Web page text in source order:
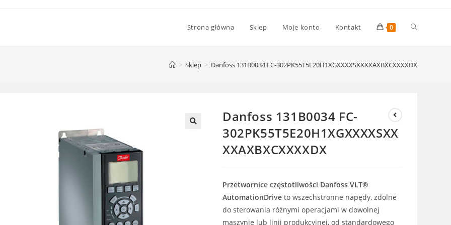
Strona główna Sklep Moje konto Kontakt 0 Toggle
website
> Sklep > Danfoss 131B0034 FC-302PK55T5E20H1XGXXXXSXXXXAXBXCXXXXDX
Danfoss 131B0034 FC-
302PK55T5E20H1XGXXXXSXX
XXAXBXCXXXXDX
Przetwornice częstotliwości Danfoss VLT®
AutomationDrive to wszechstronne napędy, zdolne
do sterowania różnymi operacjami w dowolnej
maszynie lub linii produkcyjnej, od standardowego